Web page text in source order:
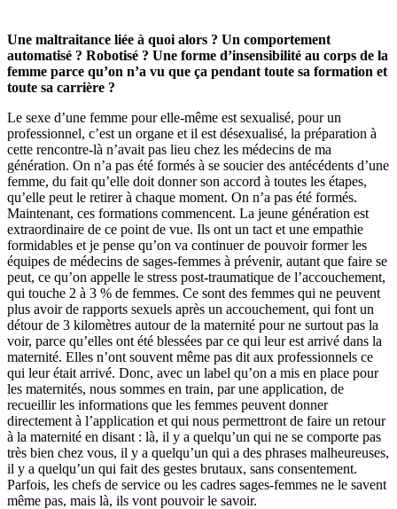
Une maltraitance liée à quoi alors ? Un comportement
automatisé ? Robotisé ? Une forme d’insensibilité au corps de la
femme parce qu’on n’a vu que ça pendant toute sa formation et
toute sa carrière ?
Le sexe d’une femme pour elle-même est sexualisé, pour un
professionnel, c’est un organe et il est désexualisé, la préparation à
cette rencontre-là n’avait pas lieu chez les médecins de ma
génération. On n’a pas été formés à se soucier des antécédents d’une
femme, du fait qu’elle doit donner son accord à toutes les étapes,
qu’elle peut le retirer à chaque moment. On n’a pas été formés.
Maintenant, ces formations commencent. La jeune génération est
extraordinaire de ce point de vue. Ils ont un tact et une empathie
formidables et je pense qu’on va continuer de pouvoir former les
équipes de médecins de sages-femmes à prévenir, autant que faire se
peut, ce qu’on appelle le stress post-traumatique de l’accouchement,
qui touche 2 à 3 % de femmes. Ce sont des femmes qui ne peuvent
plus avoir de rapports sexuels après un accouchement, qui font un
détour de 3 kilomètres autour de la maternité pour ne surtout pas la
voir, parce qu’elles ont été blessées par ce qui leur est arrivé dans la
maternité. Elles n’ont souvent même pas dit aux professionnels ce
qui leur était arrivé. Donc, avec un label qu’on a mis en place pour
les maternités, nous sommes en train, par une application, de
recueillir les informations que les femmes peuvent donner
directement à l’application et qui nous permettront de faire un retour
à la maternité en disant : là, il y a quelqu’un qui ne se comporte pas
très bien chez vous, il y a quelqu’un qui a des phrases malheureuses,
il y a quelqu’un qui fait des gestes brutaux, sans consentement.
Parfois, les chefs de service ou les cadres sages-femmes ne le savent
même pas, mais là, ils vont pouvoir le savoir.